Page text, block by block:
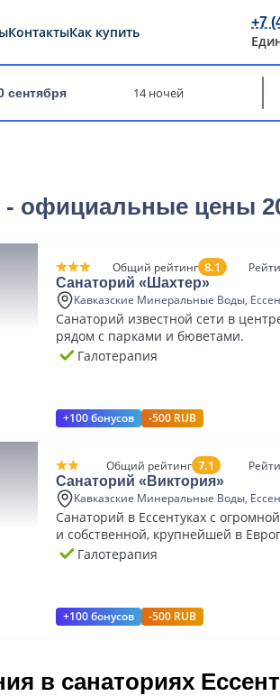
КонтактыКак купить
+7
сентября 14 ночей
- официальные цены
Общий рейтинг 8.1
Санаторий «Шахтер»
Кавказские Минеральные Воды,
Санаторий известной сети в
рядом с парками и бюветами.
Галотерапия
+100 бонусов -500 RUB
Общий рейтинг 7.1
Санаторий «Виктория»
Кавказские Минеральные Воды,
Санаторий в Ессентуках с
и собственной, крупнейшей в
галереей.
Галотерапия
+100 бонусов -500 RUB
в санаториях